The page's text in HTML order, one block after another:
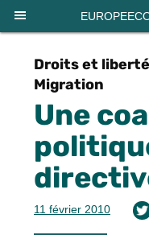
Droits et
Migration
Une
11 février 2010